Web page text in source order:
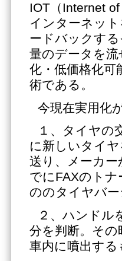
IOT（Internet
インターネッ
ードバックす
量のデータを
化・低価格化
術である。
今現在実用化
１、タイヤの
に新しいタイ
送り、メーカ
でにFAXのト
ののタイヤバ
２、ハンドル
分を判断。そ
車内に噴出する